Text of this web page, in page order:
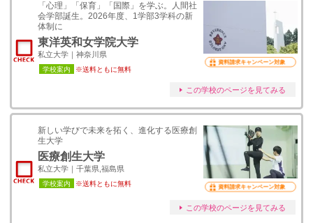
「心理」「保育」「国際」を学ぶ。人間社
会学部誕生。2026年度、1学部3学科の新
体制に
東洋英和女学院大学
私立大学｜神奈川県
学校案内 ※送料ともに無料
資料請求キャンペーン対象
この学校のページを見てみる
新しい学びで未来を拓く、進化する医療創
生大学
医療創生大学
私立大学｜千葉県,福島県
学校案内 ※送料ともに無料 資料請求キャンペーン対象
この学校のページを見てみる